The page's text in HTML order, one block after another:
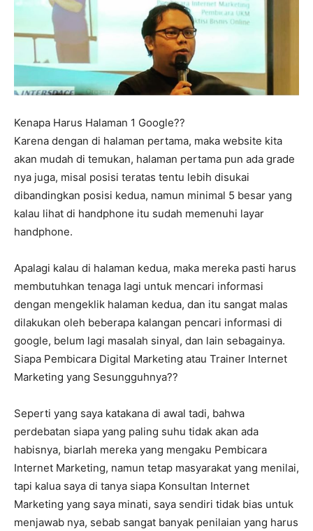
Kenapa Harus Halaman 1 Google??
Karena dengan di halaman pertama, maka website kita
akan mudah di temukan, halaman pertama pun ada grade
nya juga, misal posisi teratas tentu lebih disukai
dibandingkan posisi kedua, namun minimal 5 besar yang
kalau lihat di handphone itu sudah memenuhi layar
handphone.
Apalagi kalau di halaman kedua, maka mereka pasti harus
membutuhkan tenaga lagi untuk mencari informasi
dengan mengeklik halaman kedua, dan itu sangat malas
dilakukan oleh beberapa kalangan pencari informasi di
google, belum lagi masalah sinyal, dan lain sebagainya.
Siapa Pembicara Digital Marketing atau Trainer Internet
Marketing yang Sesungguhnya??
Seperti yang saya katakana di awal tadi, bahwa
perdebatan siapa yang paling suhu tidak akan ada
habisnya, biarlah mereka yang mengaku Pembicara
Internet Marketing, namun tetap masyarakat yang menilai,
tapi kalua saya di tanya siapa Konsultan Internet
Marketing yang saya minati, saya sendiri tidak bias untuk
menjawab nya, sebab sangat banyak penilaian yang harus